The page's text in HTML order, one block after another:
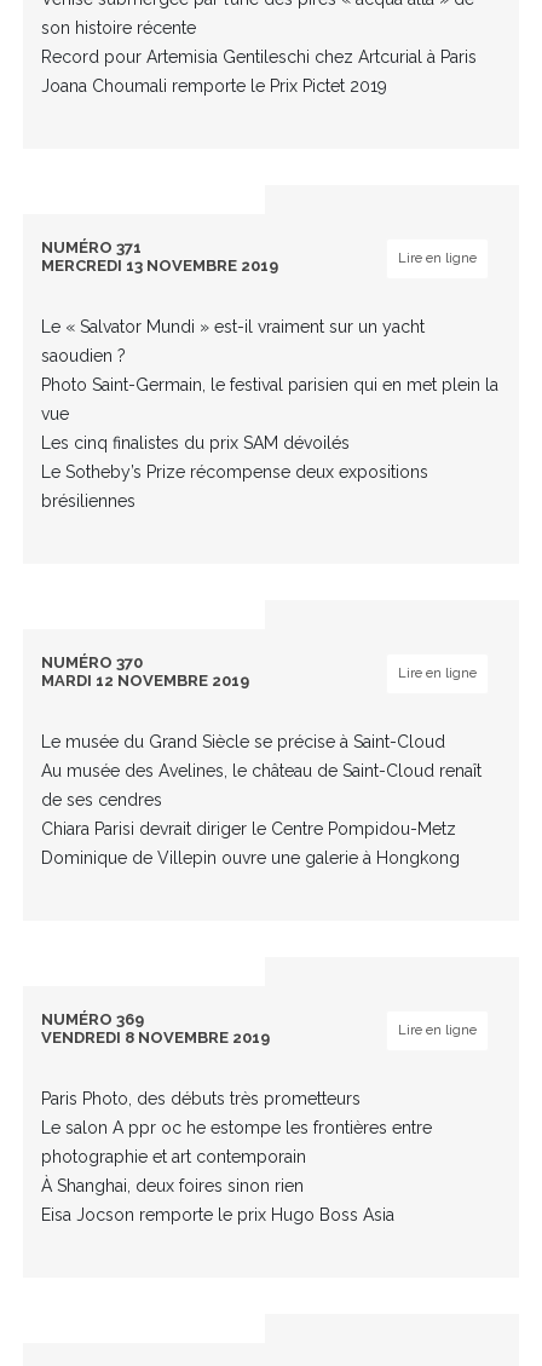
son histoire récente
Record pour Artemisia Gentileschi chez Artcurial à Paris
Joana Choumali remporte le Prix Pictet 2019
NUMÉRO 371
MERCREDI 13 NOVEMBRE 2019
Lire en ligne
Le « Salvator Mundi » est-il vraiment sur un yacht
saoudien ?
Photo Saint-Germain, le festival parisien qui en met plein la
vue
Les cinq finalistes du prix SAM dévoilés
Le Sotheby’s Prize récompense deux expositions
brésiliennes
NUMÉRO 370
MARDI 12 NOVEMBRE 2019
Lire en ligne
Le musée du Grand Siècle se précise à Saint-Cloud
Au musée des Avelines, le château de Saint-Cloud renaît
de ses cendres
Chiara Parisi devrait diriger le Centre Pompidou-Metz
Dominique de Villepin ouvre une galerie à Hongkong
NUMÉRO 369
VENDREDI 8 NOVEMBRE 2019
Lire en ligne
Paris Photo, des débuts très prometteurs
Le salon A ppr oc he estompe les frontières entre
photographie et art contemporain
À Shanghai, deux foires sinon rien
Eisa Jocson remporte le prix Hugo Boss Asia